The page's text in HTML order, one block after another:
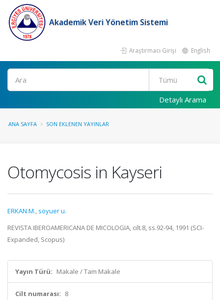
Akademik Veri Yönetim Sistemi
Araştırmacı Girişi English
Ara
Detaylı Arama
ANA SAYFA SON EKLENEN YAYINLAR
Otomycosis in Kayseri
ERKAN M., soyuer u.
REVISTA IBEROAMERICANA DE MICOLOGIA, cilt.8, ss.92-94, 1991 (SCI-
Expanded, Scopus)
Yayın Türü: Makale / Tam Makale
Cilt numarası: 8